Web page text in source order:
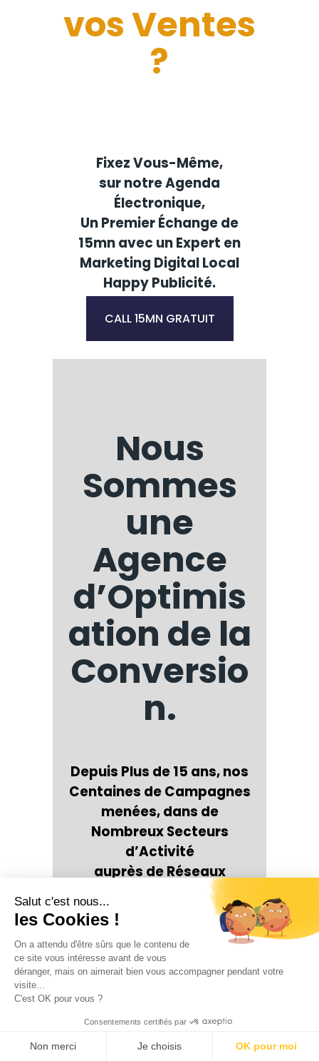
vos Ventes
?
Fixez Vous-Même,
sur notre Agenda
Électronique,
Un Premier Échange de
15mn avec un Expert en
Marketing Digital Local
Happy Publicité.
CALL 15MN GRATUIT
Nous
Sommes
une
Agence
d’Optimis
ation de la
Conversio
n.
Depuis Plus de 15 ans, nos
Centaines de Campagnes
menées, dans de
Nombreux Secteurs
d’Activité
auprès de Réseaux
Nationaux ou de Points de
Vente Locaux
Tourisme, Hôtellerie,
Restauration, Immobilier,
Crédit, Assurance,
Vignobles, Beauté,
Nous ont permis de
Développer un Véritable
Salut c'est nous...
les Cookies !
On a attendu d'être sûrs que le contenu de
ce site vous intéresse avant de vous
déranger, mais on aimerait bien vous accompagner pendant votre
visite...
C'est OK pour vous ?
Consentements certifiés par
Non merci Je choisis OK pour moi